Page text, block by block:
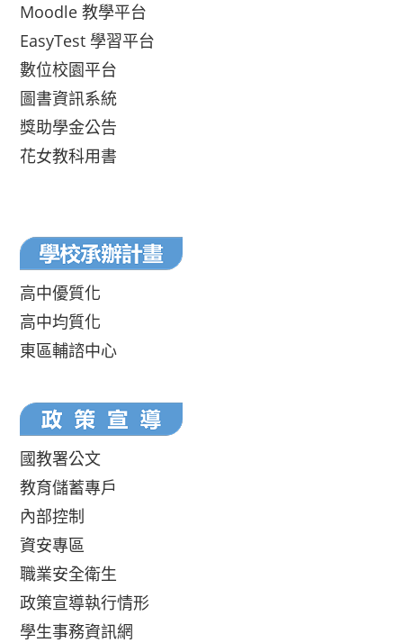
Moodle 教學平台
EasyTest 學習平台
數位校園平台
圖書資訊系統
獎助學金公告
花女教科用書
高中優質化
高中均質化
東區輔諮中心
國教署公文
教育儲蓄專戶
內部控制
資安專區
職業安全衛生
政策宣導執行情形
學生事務資訊網